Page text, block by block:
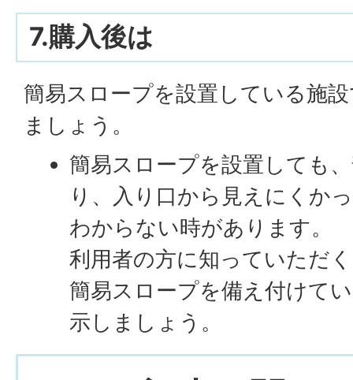
7.購入後は
簡易スロープを設置している施
ましょう。
簡易スロープを設置しても
り、入り口から見えにくか
わからない時があります。
利用者の方に知っていただ
簡易スロープを備え付けて
示しましょう。